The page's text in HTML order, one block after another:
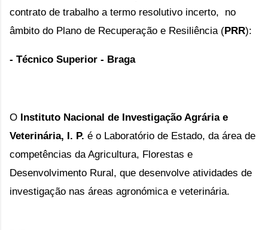
contrato de trabalho a termo resolutivo incerto, no
âmbito do Plano de Recuperação e Resiliência (PRR):
- Técnico Superior - Braga
O Instituto Nacional de Investigação Agrária e
Veterinária, I. P. é o Laboratório de Estado, da área de
competências da Agricultura, Florestas e
Desenvolvimento Rural, que desenvolve atividades de
investigação nas áreas agronómica e veterinária.